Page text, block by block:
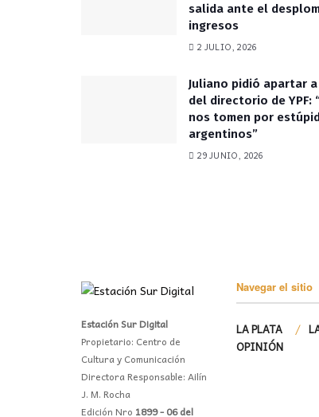
salida ante el
ingresos
2 JULIO, 2026
Juliano pidió apartar
del directorio de YPF:
nos tomen por
argentinos”
29 JUNIO, 2026
Estación Sur Digital
Propietario: Centro de
Cultura y Comunicación
Directora Responsable: Ailín
J. M. Rocha
Edición Nro 1899 - 06 del
Navegar el sitio
LA PLATA
OPINIÓN